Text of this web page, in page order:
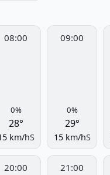
08:00
0%
28°
km/hS
09:00
0%
29°
15 km/hS
20:00 21:00